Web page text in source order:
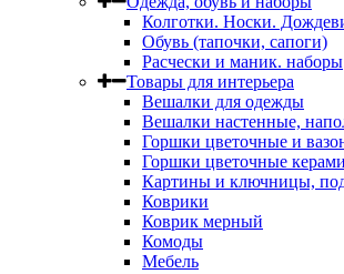
Колготки. Носки.
Обувь (тапочки, сапоги)
Расчески и маник. наборы
Товары для интерьера
Вешалки для одежды
Вешалки настенные,
Горшки цветочные и
Горшки цветочные
Картины и ключницы,
Коврики
Коврик мерный
Комоды
Мебель